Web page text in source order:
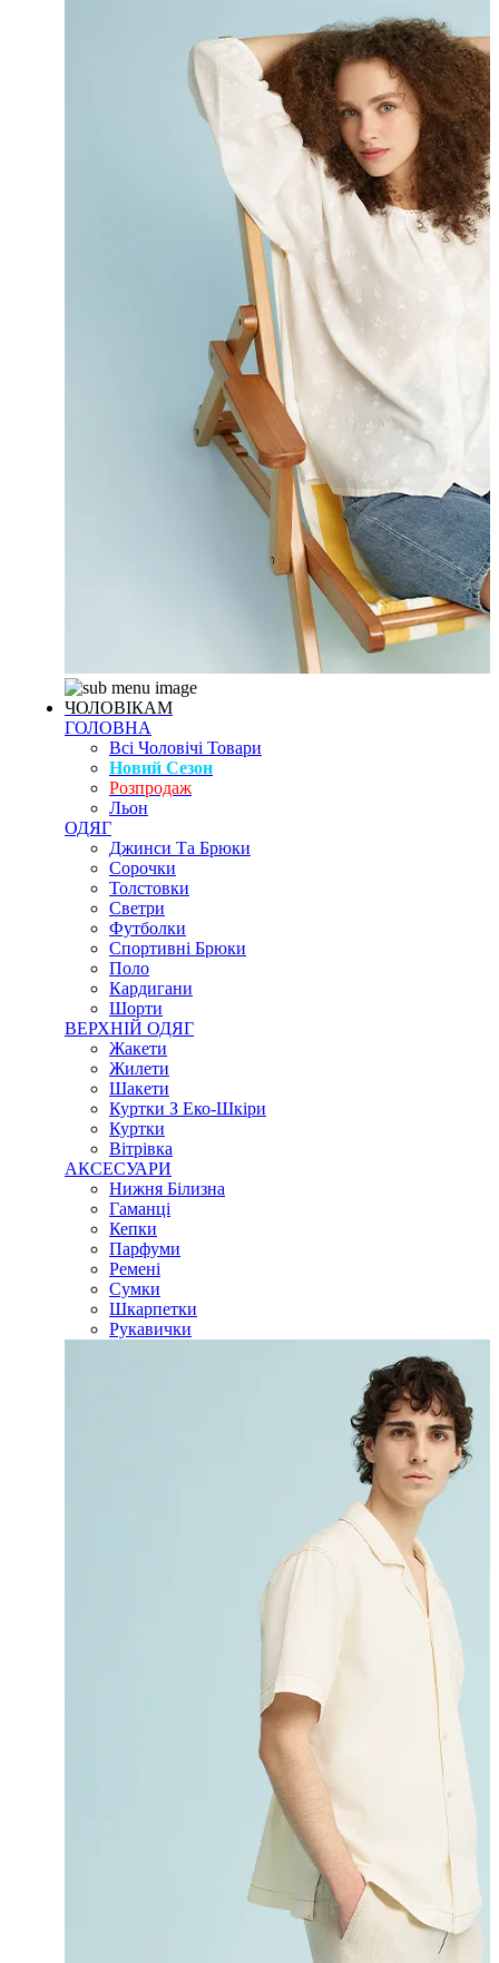
ЧОЛОВІКАМ
ГОЛОВНА
Всі Чоловічі Товари
Новий Сезон
Розпродаж
Льон
ОДЯГ
Джинси Та Брюки
Сорочки
Толстовки
Светри
Футболки
Спортивні Брюки
Поло
Кардигани
Шорти
ВЕРХНІЙ ОДЯГ
Жакети
Жилети
Шакети
Куртки З Еко-Шкіри
Куртки
Вітрівка
АКСЕСУАРИ
Нижня Білизна
Гаманці
Кепки
Парфуми
Ремені
Сумки
Шкарпетки
Рукавички